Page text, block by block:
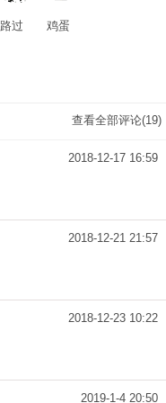
路过 鸡蛋
查看全部评论(19)
2018-12-17 16:59
2018-12-21 21:57
2018-12-23 10:22
2019-1-4 20:50